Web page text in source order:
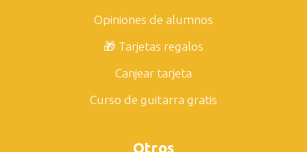
Opiniones de alumnos
🎁 Tarjetas regalos
Canjear tarjeta
Curso de guitarra gratis
Otros